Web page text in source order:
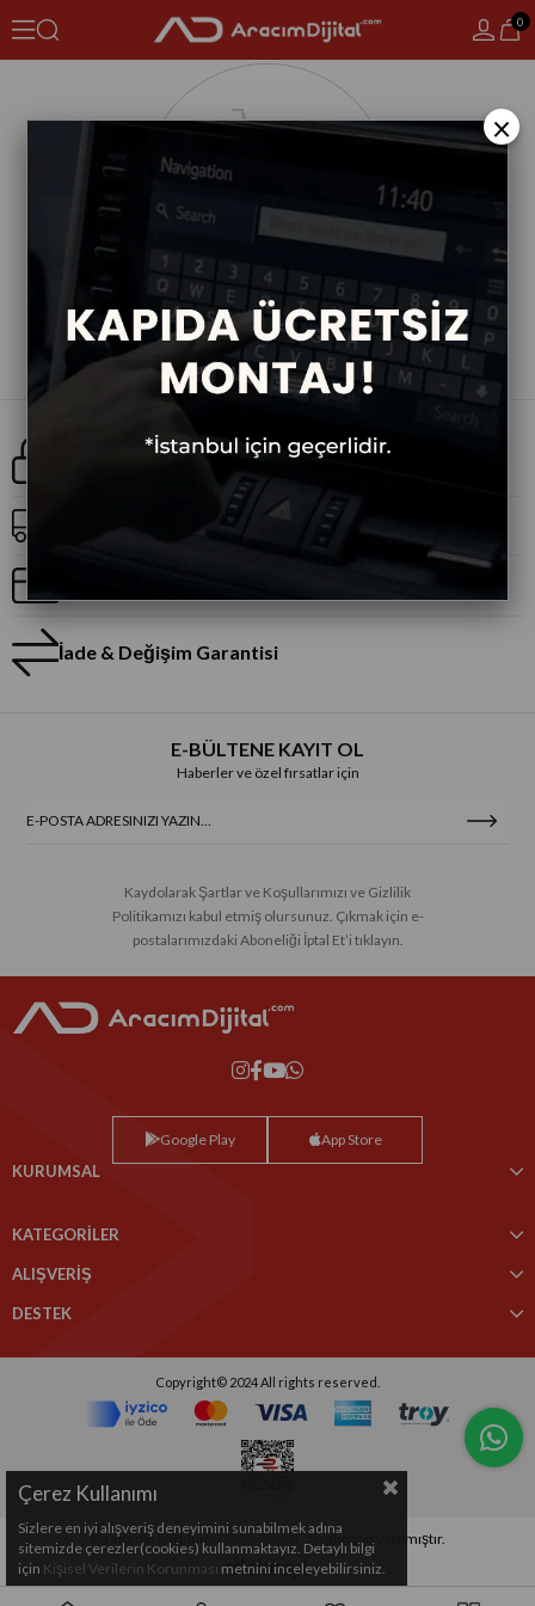
0
Güvenli Alışveriş
İade & Değişim Garantisi
E-BÜLTENE KAYIT OL
Haberler ve özel fırsatlar için
Kaydolarak Şartlar ve Koşullarımızı ve Gizlilik
Politikamızı kabul etmiş olursunuz. Çıkmak için e-
postalarımızdaki Aboneliği İptal Et’i tıklayın.
Google Play App Store
KURUMSAL
KATEGORİLER
ALIŞVERİŞ
DESTEK
Copyright© 2024 All rights reserved.
Bu sitenin kurulumu Keyo Digital tarafından yapılmıştır.
Çerez Kullanımı
Sizlere en iyi alışveriş deneyimini sunabilmek adına
sitemizde çerezler(cookies) kullanmaktayız. Detaylı bilgi
için Kişisel Verilerin Korunması metnini inceleyebilirsiniz.
×